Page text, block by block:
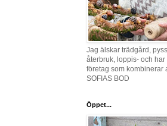
Jag älskar trädgård,
återbruk, loppis- och har
företag som kombinerar
SOFIAS BOD
Öppet...